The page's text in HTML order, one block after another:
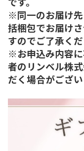
※同一のお届け
括梱包でお届け
すのでご了承くだ
※お申込み内容
者のリンベル株
だく場合がござい